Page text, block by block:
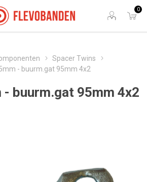
0
Spacer Twins
- buurm.gat 95mm 4x2
- buurm.gat 95mm 4x2